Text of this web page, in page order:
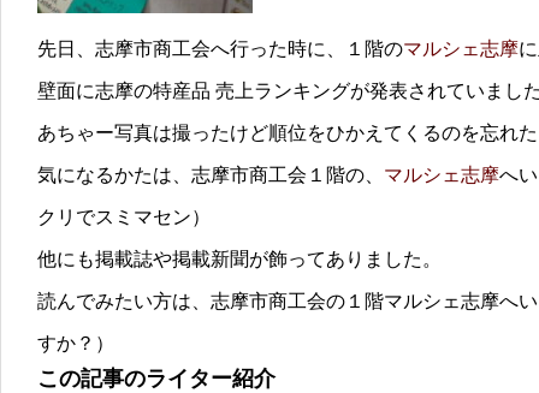
先日、志摩市商工会へ行った時に、１階のマルシェ志摩
壁面に志摩の特産品 売上ランキングが発表されていまし
あちゃー写真は撮ったけど順位をひかえてくるのを忘れ
気になるかたは、志摩市商工会１階の、 マルシェ志摩へ
クリでスミマセン）
他にも掲載誌や掲載新聞が飾ってありました。
読んでみたい方は、志摩市商工会の１階マルシェ志摩へ
すか？）
この記事のライター紹介